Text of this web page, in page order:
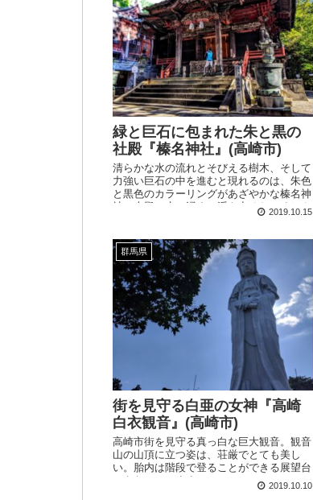
緑と巨石に包まれた朱と黒の
社殿『榛名神社』(高崎市)
清らかな水の流れとそびえる樹木、そして
力強い巨石の中を進むと現れるのは、朱色
と黒色のカラーリングがあざやかな榛名神
社の本殿。水に浸すと浮き出るおみくじや
水琴窟など水を感じることのできる神社で
2019.10.15
群馬県
街を見守る白亜の女神『高崎
白衣観音』(高崎市)
高崎市街を見守る真っ白な巨大観音。観音
山の山頂に立つ姿は、荘厳でとても美し
い。胎内は階段で登ることができる展望台
にもなっています。
2019.10.10